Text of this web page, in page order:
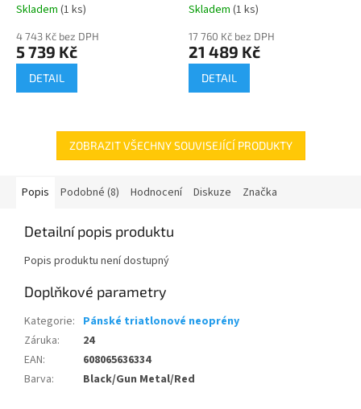
Skladem (1 ks)
4 743 Kč bez DPH
5 739 Kč
DETAIL
Skladem (1 ks)
17 760 Kč bez DPH
21 489 Kč
DETAIL
ZOBRAZIT VŠECHNY SOUVISEJÍCÍ PRODUKTY
Popis Podobné (8) Hodnocení Diskuze Značka
Detailní popis produktu
Popis produktu není dostupný
Doplňkové parametry
Kategorie: Pánské triatlonové neoprény
Záruka:
24
EAN:
608065636334
Barva: Black/Gun Metal/Red